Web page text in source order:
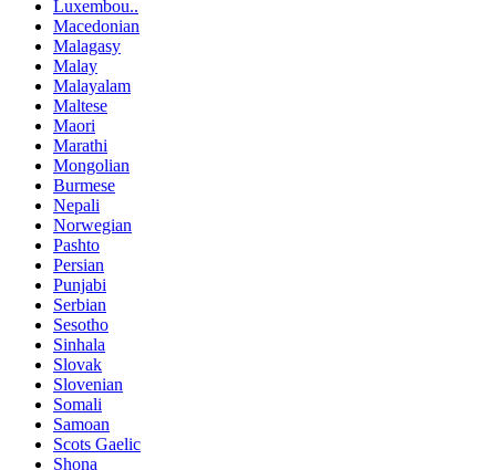
Luxembou..
Macedonian
Malagasy
Malay
Malayalam
Maltese
Maori
Marathi
Mongolian
Burmese
Nepali
Norwegian
Pashto
Persian
Punjabi
Serbian
Sesotho
Sinhala
Slovak
Slovenian
Somali
Samoan
Scots Gaelic
Shona